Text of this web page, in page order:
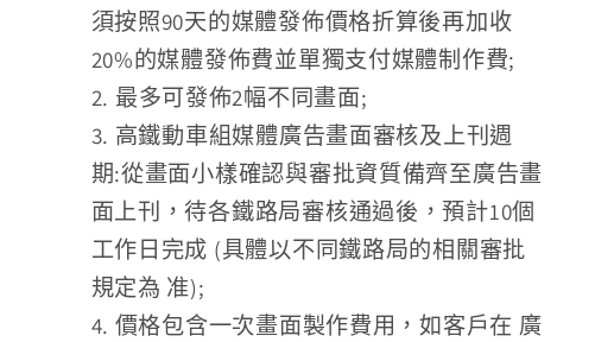
須按照90天的媒體發佈價格折算後再加收
20%的媒體發佈費並單獨支付媒體制作費;
2. 最多可發佈2幅不同畫面;
3. 高鐵動車組媒體廣告畫面審核及上刊週
期:從畫面小樣確認與審批資質備齊至廣告畫
面上刊，待各鐵路局審核通過後，預計10個
工作日完成 (具體以不同鐵路局的相關審批
規定為 准);
4. 價格包含一次畫面製作費用，如客戶在 廣